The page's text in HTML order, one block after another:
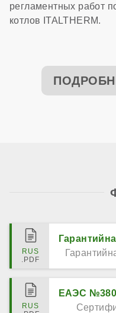
регламентных работ
котлов ITALTHERM.
ЕАЭС №380